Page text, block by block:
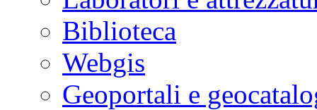
Biblioteca
Webgis
Geoportali e